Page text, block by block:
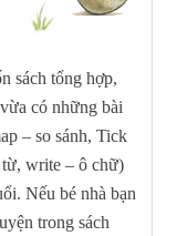
sách tổng hợp,
có những bài
– so sánh, Tick
từ, write – ô chữ)
Nếu bé nhà bạn
trong sách